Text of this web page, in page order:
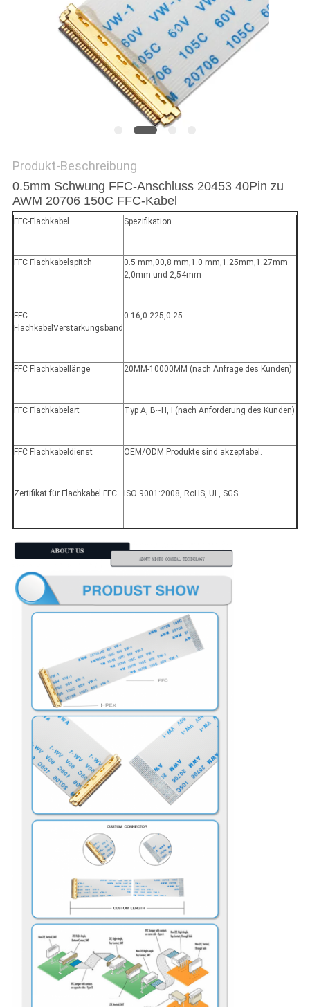
DATENSCHUTZRICHTLINIE
Produkt-Beschreibung
0.5mm Schwung FFC-Anschluss 20453 40Pin zu
AWM 20706 150C FFC-Kabel
FFC-Flachkabel Spezifikation
FFC Flachkabelspitch
0.5 mm,00,8 mm,1.0 mm,1.25mm,1.27mm
2,0mm und 2,54mm
FFC
FlachkabelVerstärkungsband
0.16,0.225,0.25
FFC Flachkabellänge 20MM-10000MM (nach Anfrage des Kunden)
FFC Flachkabelart Typ A, B~H, I (nach Anforderung des Kunden)
FFC Flachkabeldienst OEM/ODM Produkte sind akzeptabel.
Zertifikat für Flachkabel FFC ISO 9001:2008, RoHS, UL, SGS